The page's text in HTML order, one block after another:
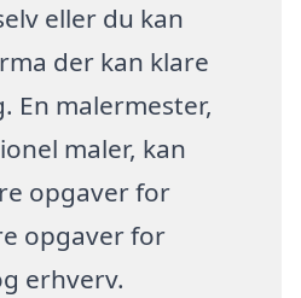
eller du kan
der kan klare
En malermester,
maler, kan
opgaver for
opgaver for
erhverv.